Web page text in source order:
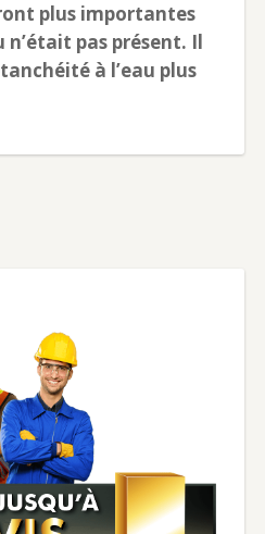
plus importantes
n’était pas présent. Il
à l’eau plus